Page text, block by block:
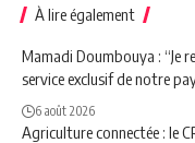
À lire également
Mamadi Doumbouya : “Je
service exclusif de notre
6 août 2026
Agriculture connectée : le